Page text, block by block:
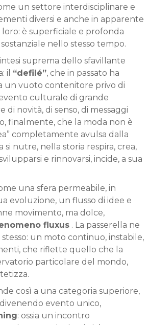
un settore interdisciplinare e
diversi e anche in apparente
è superficiale e profonda
nello stesso tempo.
suprema dello sfavillante
il “defilé”, che in passato ha
un vuoto contenitore privo di
culturale di grande
di novità, di senso, di messaggi
finalmente, che la moda non è
completamente avulsa dalla
si nutre, nella storia respira, crea,
e rinnovarsi, incide, a sua
una sfera permeabile, in
evoluzione, un flusso di idee e
movimento, ma dolce,
fluxus . La passerella ne
stesso: un moto continuo, instabile,
che riflette quello che la
particolare del mondo,
così a una categoria superiore,
evento unico,
: ossia un incontro